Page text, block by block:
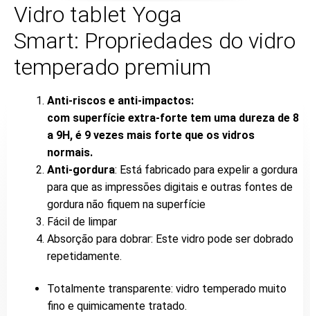
Vidro tablet Yoga
Smart: Propriedades do vidro
temperado premium
Anti-riscos e anti-impactos:
com superfície extra-forte tem uma dureza de 8
a 9H, é 9 vezes mais forte que os vidros
normais.
Anti-gordura: Está fabricado para expelir a gordura
para que as impressões digitais e outras fontes de
gordura não fiquem na superfície
Fácil de limpar
Absorção para dobrar: Este vidro pode ser dobrado
repetidamente.
Totalmente transparente: vidro temperado muito
fino e quimicamente tratado.